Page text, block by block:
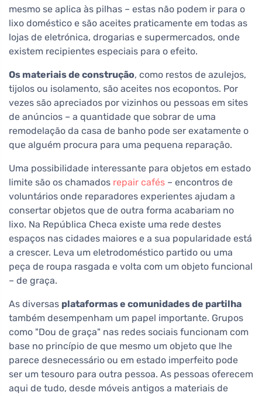
mesmo se aplica às pilhas – estas não podem ir para o
lixo doméstico e são aceites praticamente em todas as
lojas de eletrónica, drogarias e supermercados, onde
existem recipientes especiais para o efeito.
Os materiais de construção, como restos de azulejos,
tijolos ou isolamento, são aceites nos ecopontos. Por
vezes são apreciados por vizinhos ou pessoas em sites
de anúncios – a quantidade que sobrar de uma
remodelação da casa de banho pode ser exatamente o
que alguém procura para uma pequena reparação.
Uma possibilidade interessante para objetos em estado
limite são os chamados repair cafés – encontros de
voluntários onde reparadores experientes ajudam a
consertar objetos que de outra forma acabariam no
lixo. Na República Checa existe uma rede destes
espaços nas cidades maiores e a sua popularidade está
a crescer. Leva um eletrodoméstico partido ou uma
peça de roupa rasgada e volta com um objeto funcional
– de graça.
As diversas plataformas e comunidades de partilha
também desempenham um papel importante. Grupos
como "Dou de graça" nas redes sociais funcionam com
base no princípio de que mesmo um objeto que lhe
parece desnecessário ou em estado imperfeito pode
ser um tesouro para outra pessoa. As pessoas oferecem
aqui de tudo, desde móveis antigos a materiais de